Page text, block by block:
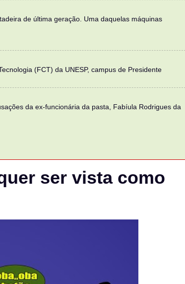
de última geração. Uma daquelas máquinas
(FCT) da UNESP, campus de Presidente
da ex-funcionária da pasta, Fabíula Rodrigues da
ser vista como